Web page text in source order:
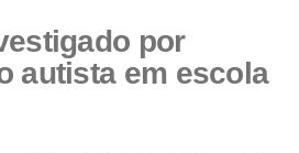
por
autista em escola